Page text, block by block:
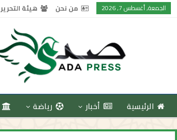
الجمعة, أغسطس 7, 2026 من نحن هيئة التحرير
الرئيسية أخبار رياضة